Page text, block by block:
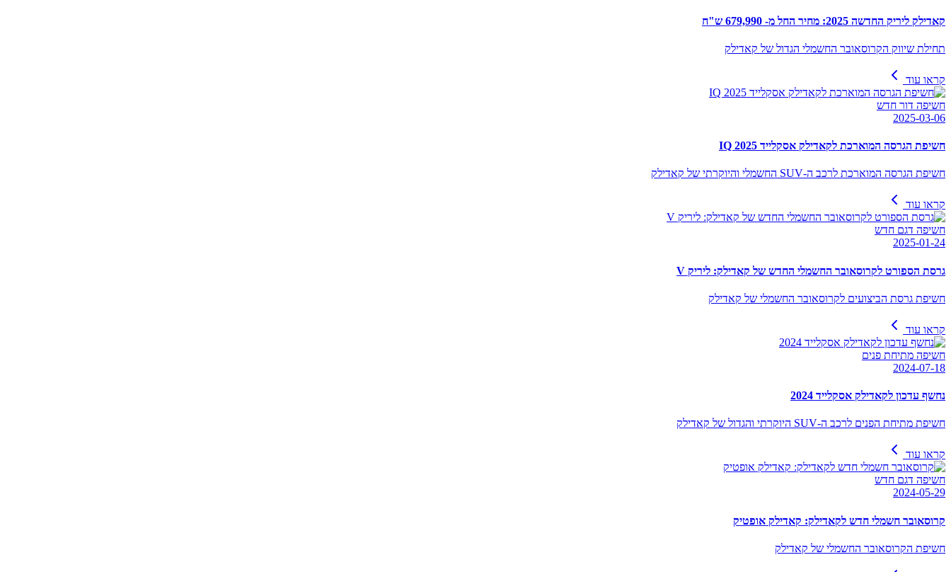
קאדילק ליריק החדשה 2025: מחיר החל מ- 679,990 ש"ח
תחילת שיווק הקרוסאובר החשמלי הגדול של קאדילק
קראו עוד
חשיפה דור חדש
2025-03-06
חשיפת הגרסה המוארכת לקאדילק אסקלייד IQ 2025
חשיפת הגרסה המוארכת לרכב ה-SUV החשמלי והיוקרתי של קאדילק
קראו עוד
חשיפה דגם חדש
2025-01-24
גרסת הספורט לקרוסאובר החשמלי החדש של קאדילק: ליריק V
חשיפת גרסת הביצועים לקרוסאובר החשמלי של קאדילק
קראו עוד
חשיפה מתיחת פנים
2024-07-18
נחשף עדכון לקאדילק אסקלייד 2024
חשיפת מתיחת הפנים לרכב ה-SUV היוקרתי והגדול של קאדילק
קראו עוד
חשיפה דגם חדש
2024-05-29
קרוסאובר חשמלי חדש לקאדילק: קאדילק אופטיק
חשיפת הקרוסאובר החשמלי של קאדילק